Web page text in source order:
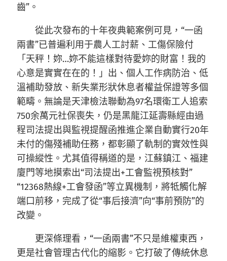
齒”。
從此次發布的十年夜典範案例可見，“一函
兩書”已普遍利用于農人工討薪、工傷保險付
「天秤！妳…妳不能這樣對待愛妳的財富！我的
心意是實實在在的！」出、個人工作病防治、低
溫補助發放、新失業形狀休息者權益保證等多個
範疇。無論是天津檢法聯動為97名環衛工人追索
750余萬元社保喪失，仍是黑龍江延壽縣經由過
程司法提出與監視提醒函推進企業自動實行20年
未付的傷殘補助任務，都彰顯了軌制的實效性與
可操縱性。尤其值得稱道的是，江蘇鎮江、福建
廈門等地摸索出“司法提出+工會監視預核對”
“12368熱線+工會發函”等立異機制，將牴觸化解
端口前移，完成了從“事后接濟”向“事前預防”的
改變。
更深條理看，“一函兩書”不只是維權東西，
更是社會管理古代化的縮影。它打破了傳統休息